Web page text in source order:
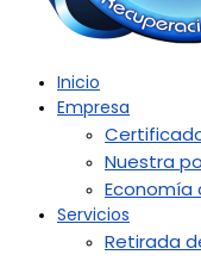
Inicio
Empresa
Nuestra
Economía
Servicios
Retirada